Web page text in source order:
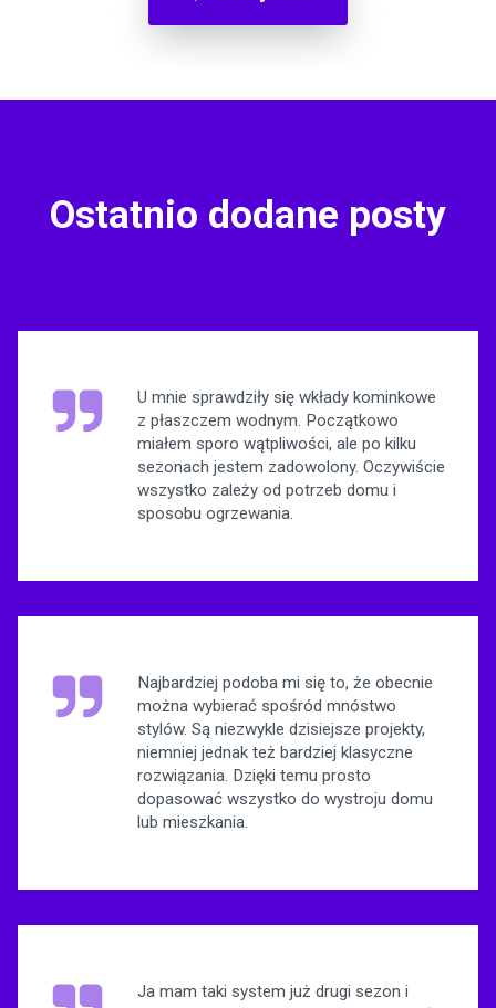
Ostatnio dodane posty
U mnie sprawdziły się wkłady kominkowe
z płaszczem wodnym. Początkowo
miałem sporo wątpliwości, ale po kilku
sezonach jestem zadowolony. Oczywiście
wszystko zależy od potrzeb domu i
sposobu ogrzewania.
Najbardziej podoba mi się to, że obecnie
można wybierać spośród mnóstwo
stylów. Są niezwykle dzisiejsze projekty,
niemniej jednak też bardziej klasyczne
rozwiązania. Dzięki temu prosto
dopasować wszystko do wystroju domu
lub mieszkania.
Ja mam taki system już drugi sezon i